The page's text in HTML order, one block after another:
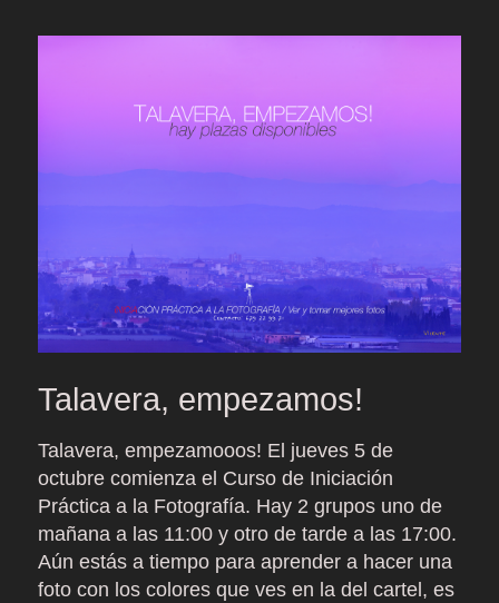
Talavera, empezamos!
Talavera, empezamooos! El jueves 5 de
octubre comienza el Curso de Iniciación
Práctica a la Fotografía. Hay 2 grupos uno de
mañana a las 11:00 y otro de tarde a las 17:00.
Aún estás a tiempo para aprender a hacer una
foto con los colores que ves en la del cartel, es